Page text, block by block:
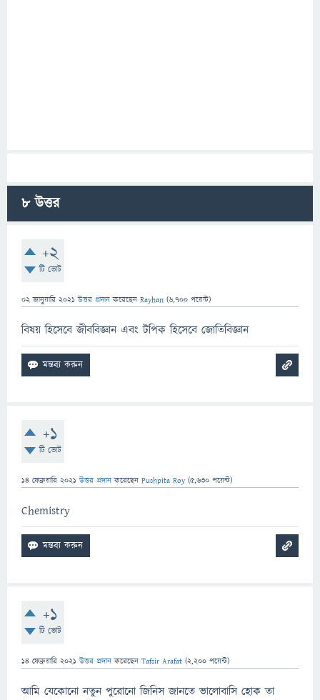
8উত্তর
+2
টি ভোট
02 জানুয়ারি 2021 উত্তর প্রদান করেছেন Rayhan (6,700 পয়েন্ট)
বিষয় হিসেবে জীববিজ্ঞান এবং টপিক হিসেবে জোতিবিজ্ঞান
+1
টি ভোট
14 ফেব্রুয়ারি 2021 উত্তর প্রদান করেছেন Pushpita Roy (5,630 পয়েন্ট)
Chemistry
+1
টি ভোট
14 ফেব্রুয়ারি 2021 উত্তর প্রদান করেছেন Tafsir Arafat (2,200 পয়েন্ট)
আমি যেকোনো নতুন পুরোনো জিনিস জানতে ভালোবাসি হোক তা